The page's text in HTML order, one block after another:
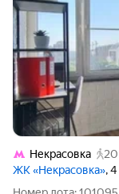
Некрасовка
ЖК «Некрасовка»,